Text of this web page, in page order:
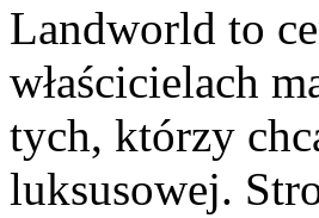
Landworld to
właścicielach
tych, którzy
luksusowej.